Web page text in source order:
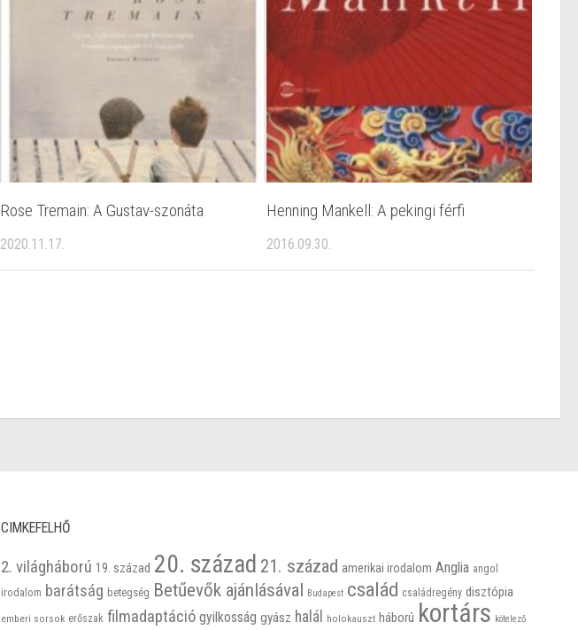
Rose Tremain: A Gustav-szonáta
2020.11.17.
Henning Mankell: A pekingi férfi
2016.09.30.
CIMKEFELHŐ
2. világháború 19. század 20. század 21. század amerikai irodalom Anglia angol
irodalom barátság betegség Betűevők ajánlásával Budapest család családregény disztópia
emberi sorsok erőszak filmadaptáció gyilkosság gyász halál holokauszt háború kortárs kötelező